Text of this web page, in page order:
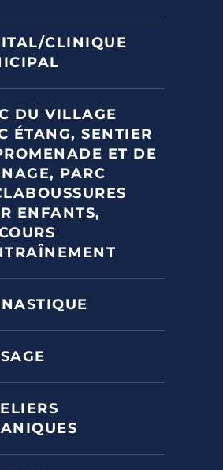
CLINIQUE
DU VILLAGE
ÉTANG, SENTIER
ET DE
PARC
ENFANTS,